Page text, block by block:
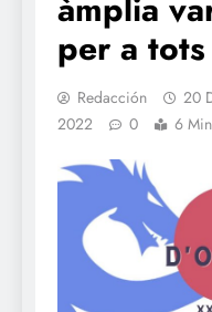
per a
Redacción
20
2022
0 6